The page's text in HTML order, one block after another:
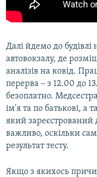
Далі йдемо до
автовокзалу, де
аналізів на ковід.
перерва ‒ з 12.00 до
безоплатно.
ім'я та по батькові, а
який зареєстрований
важливо, оскільки
результат тесту.
Якщо з якихось